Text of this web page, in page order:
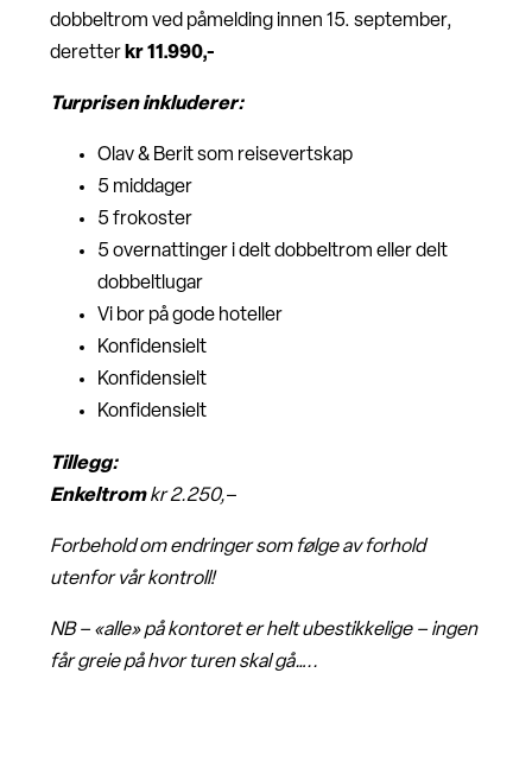
dobbeltrom ved påmelding innen 15. september,
deretter kr 11.990,-
Turprisen inkluderer:
Olav & Berit som reisevertskap
5 middager
5 frokoster
5 overnattinger i delt dobbeltrom eller delt
dobbeltlugar
Vi bor på gode hoteller
Konfidensielt
Konfidensielt
Konfidensielt
Tillegg:
Enkeltromkr 2.250,–
Forbehold om endringer som følge av forhold
utenfor vår kontroll!
NB – «alle» på kontoret er helt ubestikkelige – ingen
får greie på hvor turen skal gå…..